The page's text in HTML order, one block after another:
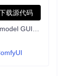
载源代码